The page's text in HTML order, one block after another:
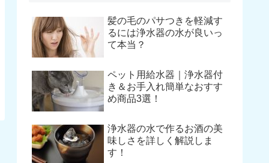
髪の毛のパサつきを軽減す
るには浄水器の水が良いっ
て本当？
ペット用給水器｜浄水器付
き＆お手入れ簡単なおすす
め商品3選！
浄水器の水で作るお酒の美
味しさを詳しく解説しま
す！